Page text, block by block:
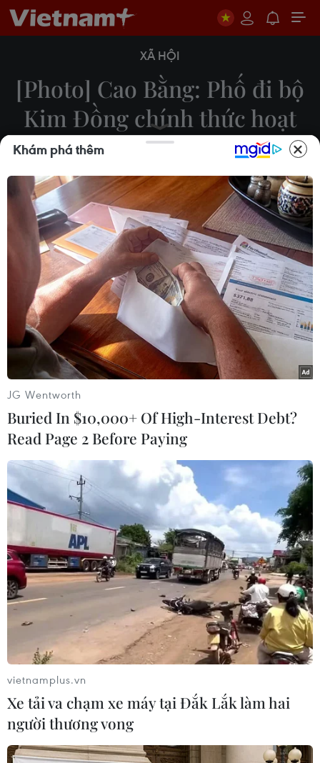
XÃ HỘI
[Photo] Cao Bằng: Phố đi bộ
Kim Đồng chính thức hoạt
động trở lại
Chu Hiệu
09/04/2022 02:39
Tối 8/4, phố đi bộ Kim Đồng, thành phố Cao
Bằng, chính thức hoạt động trở lại, sau gần một
năm tạm dừng phòng chống dịch COVID-19, thu
hút khách du lịch, góp phần thúc đẩy kinh tế-xã hội
phát triển.
Người dân dạo phố trong không gian phố đi bộ Kim Đồng.
(Ảnh: Chu Hiệu/TTXVN)
Khám phá thêm
JG Wentworth
Buried In $10,000+ Of High-Interest Debt?
Read Page 2 Before Paying
vietnamplus.vn
Xe tải va chạm xe máy tại Đắk Lắk làm hai
người thương vong